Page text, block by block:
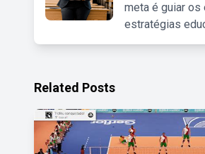
meta é guiar os
estratégias
Related Posts